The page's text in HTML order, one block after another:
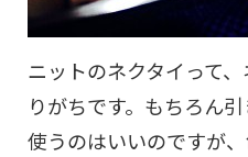
ニットのネクタイって
りがちです。もちろん
使うのはいいのですが